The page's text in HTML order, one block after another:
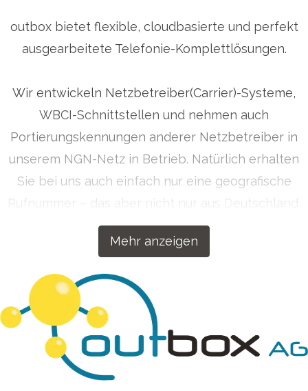
Mehr anzeigen
outbox bietet flexible, cloudbasierte und perfekt
ausgearbeitete Telefonie-Komplettlösungen.
Wir entwickeln Netzbetreiber(Carrier)-Systeme,
WBCI-Schnittstellen und nehmen auch
Portierungskennungen anderer Netzbetreiber in
unserem NGN-Netz in Betrieb. Natürlich erhalten
Sie bei uns auch einfach nur eine geografische
Rufnummer – das aber nicht nur aus Deutschland,
sondern auf Wunsch auch aus über 50 Ländern
weltweit. Getreu dem Motto „Wenn wir etwas
unsere Kommunikationslösungen für Ihren Erfolg
konzipiert.